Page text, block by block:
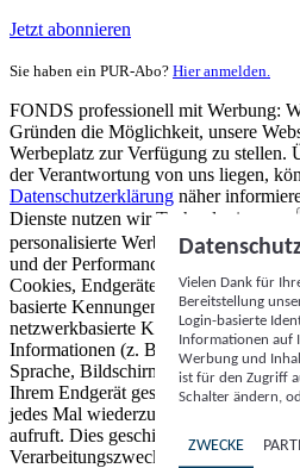
Jetzt abonnieren
Sie haben ein PUR-Abo? Hier anmelden.
FONDS professionell mit Werbung:
Gründen die Möglichkeit, unsere
Werbeplatz zur Verfügung zu stellen.
der Verantwortung von uns liegen,
Datenschutzerklärung näher
Dienste nutzen wir Technologien von
personalisierte Werbung und Inhalte,
und der Performance von Inhalten
Cookies, Endgeräte- oder ähnliche
basierte Kennungen, zufällig
netzwerkbasierte Kennungen) können
Informationen (z. B. Browsertyp und
Sprache, Bildschirmgröße,
Ihrem Endgerät gespeichert oder von
jedes Mal wiederzuerkennen, wenn es
aufruft. Dies geschieht für einen oder
Verarbeitungszwecke.
Vielen Dank für
Bereitstellung
Login-basierte
Informationen auf
Werbung und
ist für den Zugriff
Schalter ändern,
ZWECKE